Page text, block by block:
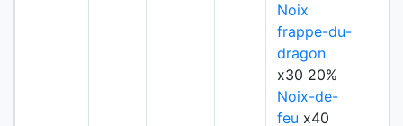
Noix
frappe-du-
dragon
x30 20%
Noix-de-
feu x40